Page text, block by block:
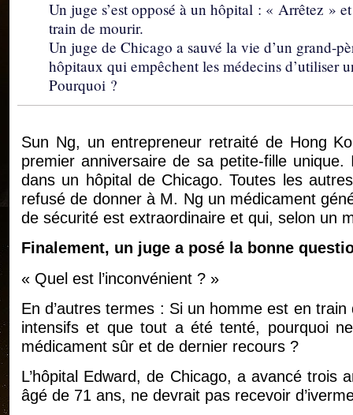
Un juge s’est opposé à un hôpital : « Arrêtez »
train de mourir.
Un juge de Chicago a sauvé la vie d’un grand-
hôpitaux qui empêchent les médecins d’utiliser
Pourquoi ?
Sun Ng, un entrepreneur retraité de Hong
premier anniversaire de sa petite-fille
dans un hôpital de Chicago. Toutes les
refusé de donner à M. Ng un médicament
de sécurité est extraordinaire et qui, selon un
Finalement, un juge a posé la bonne
« Quel est l’inconvénient ? »
En d’autres termes : Si un homme est en
intensifs et que tout a été tenté, pourquoi
médicament sûr et de dernier recours ?
L’hôpital Edward, de Chicago, a avancé trois
âgé de 71 ans, ne devrait pas recevoir